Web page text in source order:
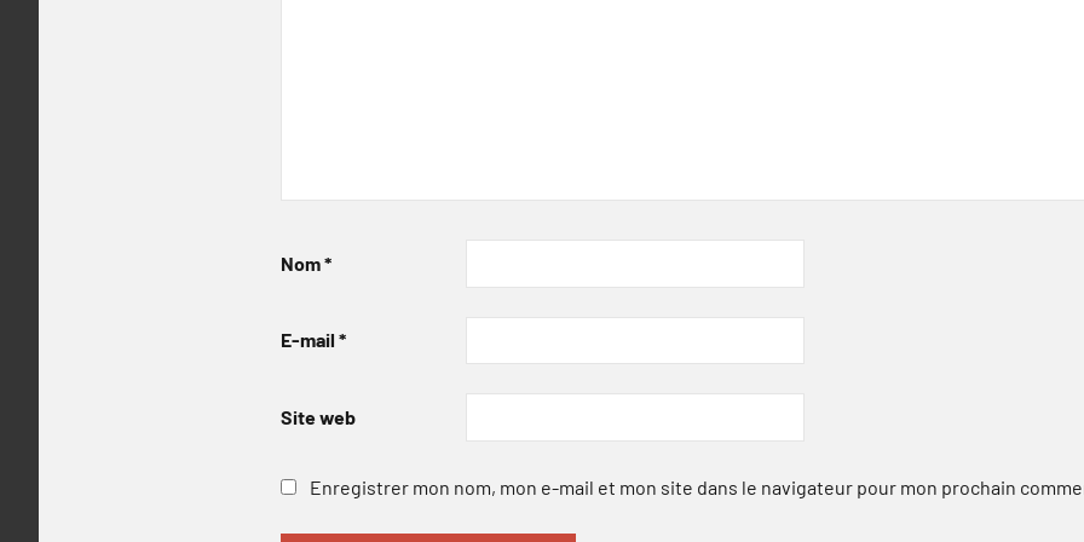
Nom*
E-mail *
Site web
Enregistrer mon nom, mon e-mail et mon site dans le navigateur pour mon prochain